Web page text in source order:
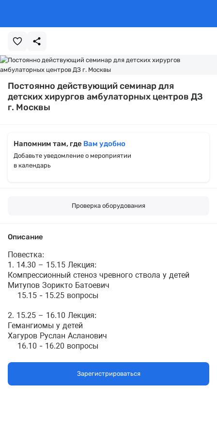
Постоянно действующий семинар для
детских хирургов амбулаторных центров ДЗ
г. Москвы
Напомним там, где Вам удобно
Добавьте уведомление о мероприятии
в календарь
Проверка оборудования
Описание
Повестка:
1. 14.30 – 15.15 Лекция:
Компрессионный стеноз чревного ствола у детей
Митупов Зорикто Батоевич
15.15 - 15.25 вопросы
2. 15.25 – 16.10 Лекция:
Гемангиомы у детей
Хагуров Руслан Асланович
16.10 - 16.20 вопросы
Зарегистрироваться